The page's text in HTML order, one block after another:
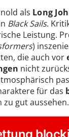
als Long
Black Sails.
Leistung.
)
die auch vor
nicht
für das
gut aussehen.